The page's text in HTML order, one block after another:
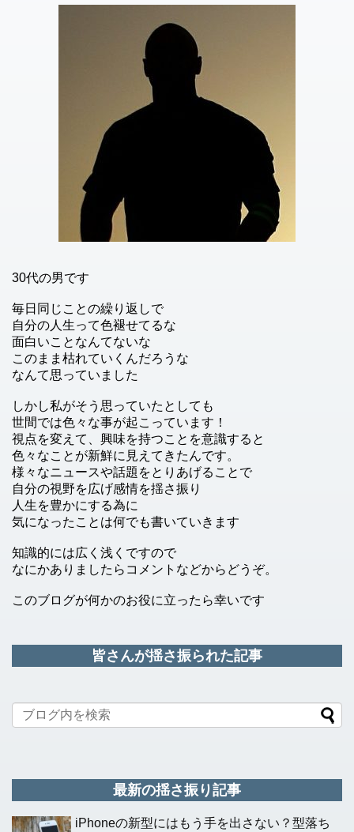
30代の男です
毎日同じことの繰り返しで
自分の人生って色褪せてるな
面白いことなんてないな
このまま枯れていくんだろうな
なんて思っていました
しかし私がそう思っていたとしても
世間では色々な事が起こっています！
視点を変えて、興味を持つことを意識すると
色々なことが新鮮に見えてきたんです。
様々なニュースや話題をとりあげることで
自分の視野を広げ感情を揺さ振り
人生を豊かにする為に
気になったことは何でも書いていきます
知識的には広く浅くですので
なにかありましたらコメントなどからどうぞ。
このブログが何かのお役に立ったら幸いです
皆さんが揺さ振られた記事
最新の揺さ振り記事
iPhoneの新型にはもう手を出さない？型落ち